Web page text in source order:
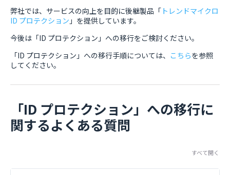
弊社では、サービスの向上を目的に後継製品「 トレンドマイクロ
ID プロテクション 」を提供しています。
今後は「ID プロテクション」への移行をご検討ください。
「ID プロテクション」への移行手順については、 こちらを参照
してください。
「ID プロテクション」への移行に
関するよくある質問
すべて開く